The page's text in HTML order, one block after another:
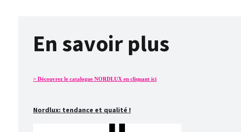
En savoir plus
> Découvrez le catalogue NORDLUX en cliquant ici
Nordlux: tendance et qualité !